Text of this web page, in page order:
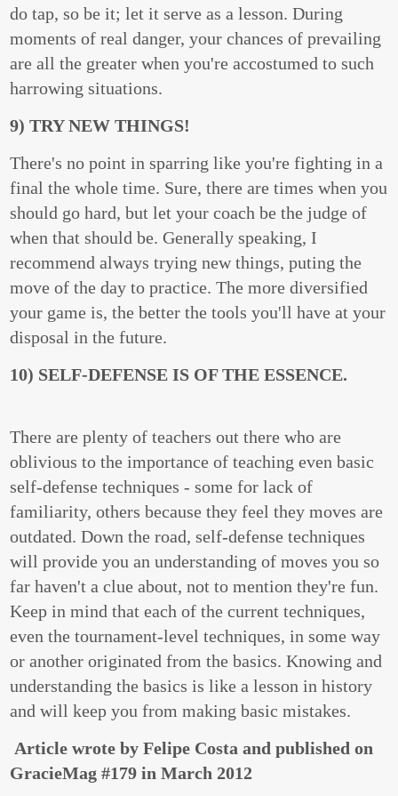
do tap, so be it; let it serve as a lesson. During
moments of real danger, your chances of prevailing
are all the greater when you're accostumed to such
harrowing situations.
9) TRY NEW THINGS!
There's no point in sparring like you're fighting in a
final the whole time. Sure, there are times when you
should go hard, but let your coach be the judge of
when that should be. Generally speaking, I
recommend always trying new things, puting the
move of the day to practice. The more diversified
your game is, the better the tools you'll have at your
disposal in the future.
10) SELF-DEFENSE IS OF THE ESSENCE.
There are plenty of teachers out there who are
oblivious to the importance of teaching even basic
self-defense techniques - some for lack of
familiarity, others because they feel they moves are
outdated. Down the road, self-defense techniques
will provide you an understanding of moves you so
far haven't a clue about, not to mention they're fun.
Keep in mind that each of the current techniques,
even the tournament-level techniques, in some way
or another originated from the basics. Knowing and
understanding the basics is like a lesson in history
and will keep you from making basic mistakes.
Article wrote by Felipe Costa and published on
GracieMag #179 in March 2012